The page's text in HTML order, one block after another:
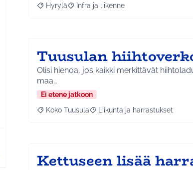
Rajaa tulokset aihepiirin mukaan: Hyrylä
Hyrylä Rajaa tulokset teeman mukaan: Infra
Infra ja liikenne
Tuusulan
Olisi hienoa, jos kaikki merkittävät
maa…
Ei etene jatkoon
Rajaa tulokset aihepiirin mukaan: Koko Tuusula
Koko Tuusula Rajaa tulokset teeman
Liikunta ja harrastukset
Kettuseen lisää